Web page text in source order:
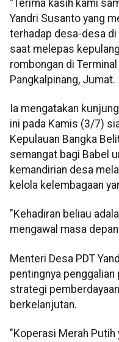
“Terima kasih kami
Yandri Susanto yang
terhadap desa-desa di
saat melepas
rombongan di
Pangkalpinang, Jumat.
Ia mengatakan
ini pada Kamis (3/7)
Kepulauan Bangka
semangat bagi Babel
kemandirian desa
kelola kelembagaan
"Kehadiran beliau
mengawal masa
Menteri Desa PDT
pentingnya
strategi
berkelanjutan.
"Koperasi Merah